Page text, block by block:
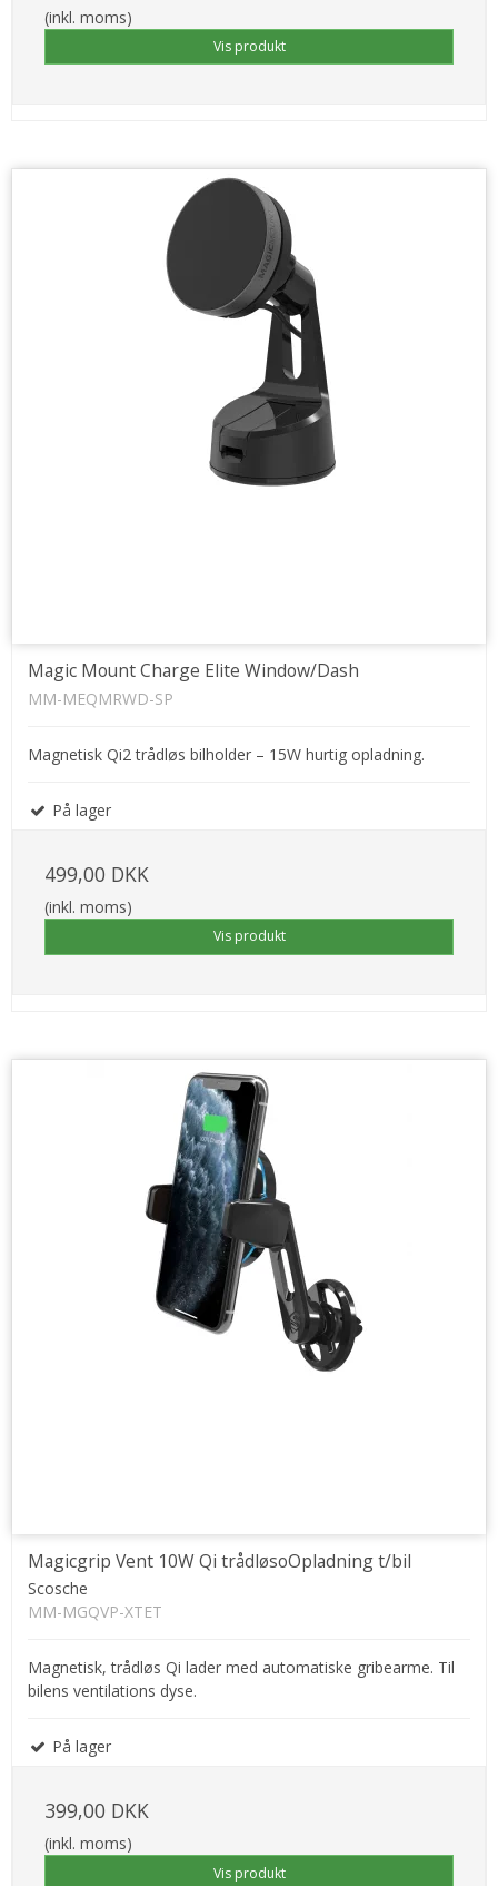
(inkl. moms)
Vis produkt
Magic Mount Charge Elite Window/Dash
MM-MEQMRWD-SP
Magnetisk Qi2 trådløs bilholder – 15W hurtig opladning.
På lager
499,00 DKK
(inkl. moms)
Vis produkt
Magicgrip Vent 10W Qi trådløsoOpladning t/bil
Scosche
MM-MGQVP-XTET
Magnetisk, trådløs Qi lader med automatiske gribearme. Til
bilens ventilations dyse.
På lager
399,00 DKK
(inkl. moms)
Vis produkt